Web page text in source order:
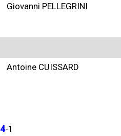
Giovanni PELLEGRINI
Antoine CUISSARD
4-1